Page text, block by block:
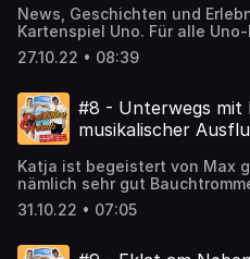
News, Geschichten und
Kartenspiel Uno. Für alle
noch werden wollen. Endlich
um UNO geht und um nichts
"Endstation Urlaub". Hosted on Acast. See
acast.com/privacy for more
27.10.22 • 08:39
#8 - Unterwegs mit
musikalischer
Katja ist begeistert von Max
nämlich sehr gut
auf Reisen praktisch, da man
sitzt und sich nichts mehr zu
information.
31.10.22 • 07:05